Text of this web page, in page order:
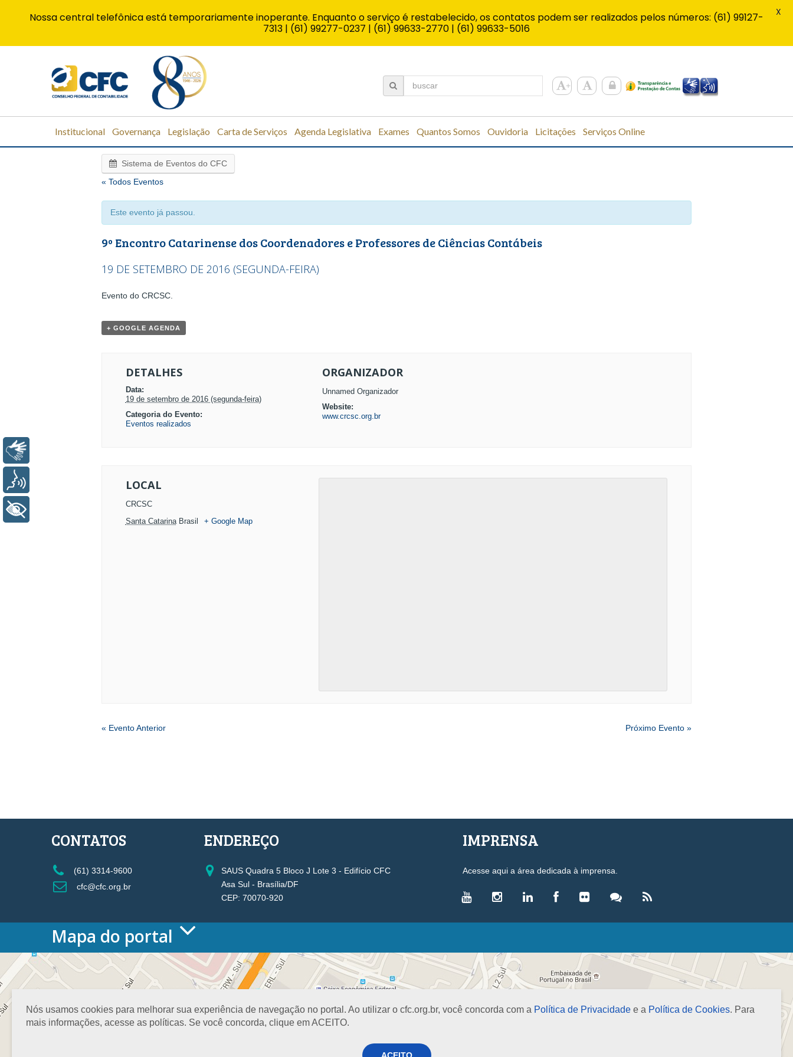
Institucional Governança Legislação Carta de Serviços Agenda Legislativa Exames Quantos Somos Ouvidoria Licitações Serviços Online
Sistema de Eventos do CFC
« Todos Eventos
Este evento já passou.
9º Encontro Catarinense dos Coordenadores e Professores de Ciências Contábeis
19 DE SETEMBRO DE 2016 (SEGUNDA-FEIRA)
EVENTO
Evento do CRCSC.
+ GOOGLE AGENDA
DETALHES
Data:
19 de setembro de 2016 (segunda-feira)
Categoria do Evento:
Eventos realizados
ORGANIZADOR
Unnamed Organizador
Website:
www.crcsc.org.br
LOCAL
CRCSC
Santa Catarina Brasil + Google Map
EVENTO
« Evento Anterior Próximo Evento »
Nós usamos cookies para melhorar sua experiência de navegação no portal. Ao utilizar o cfc.org.br, você concorda com a Política de Privacidade e a Política de Cookies. Para
mais informações, acesse as políticas. Se você concorda, clique em ACEITO.
ACEITO
CONTATOS
(61) 3314-9600
cfc@cfc.org.br
ENDEREÇO
SAUS Quadra 5 Bloco J Lote 3 - Edifício CFC
Asa Sul - Brasília/DF
CEP: 70070-920
IMPRENSA
Acesse aqui a área dedicada à imprensa.
Mapa do portal
HOME
O CONSELHO
Conselho Diretor
Planejamento
Organograma
VICE-PRESIDÊNCIAS
Administrativa
Controle Interno
Governança e Gestão Estratégica
Fiscalização, Ética e Disciplina
LEGISLAÇÃO
Decretos-Lei
Normas Brasileiras de Contabilidade
Nossa central telefônica está temporariamente inoperante. Enquanto o serviço é restabelecido, os contatos podem ser realizados pelos números: (61) 99127-
7313 | (61) 99277-0237 | (61) 99633-2770 | (61) 99633-5016
X